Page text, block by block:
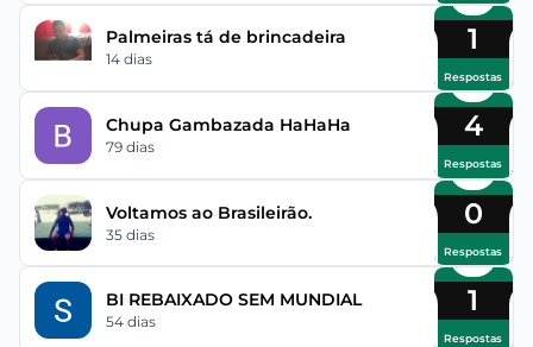
Palmeiras tá de brincadeira
14 dias
1
Respostas
Chupa Gambazada HaHaHa
79 dias
4
Respostas
Voltamos ao Brasileirão.
35 dias
0
Respostas
BI REBAIXADO SEM MUNDIAL
54 dias
1
Respostas